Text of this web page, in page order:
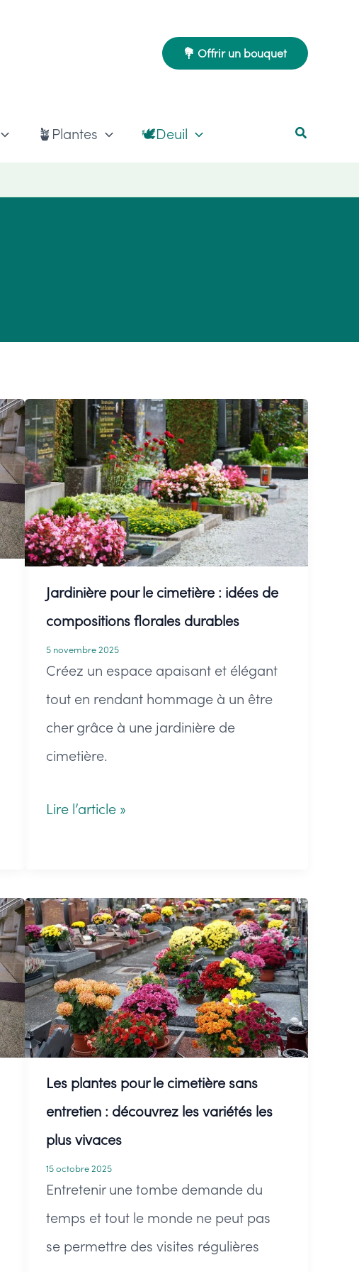
💐 Offrir un bouquet
🪴Plantes 🕊️Deuil
Jardinière pour le cimetière : idées de
compositions florales durables
5 novembre 2025
Créez un espace apaisant et élégant
tout en rendant hommage à un être
cher grâce à une jardinière de
cimetière.
Jardinière
cimetière
:
idées
de
compositions
florales
durables
Lire l’article »
Les plantes pour le cimetière sans
entretien : découvrez les variétés les
plus vivaces
15 octobre 2025
Entretenir une tombe demande du
temps et tout le monde ne peut pas
se permettre des visites régulières